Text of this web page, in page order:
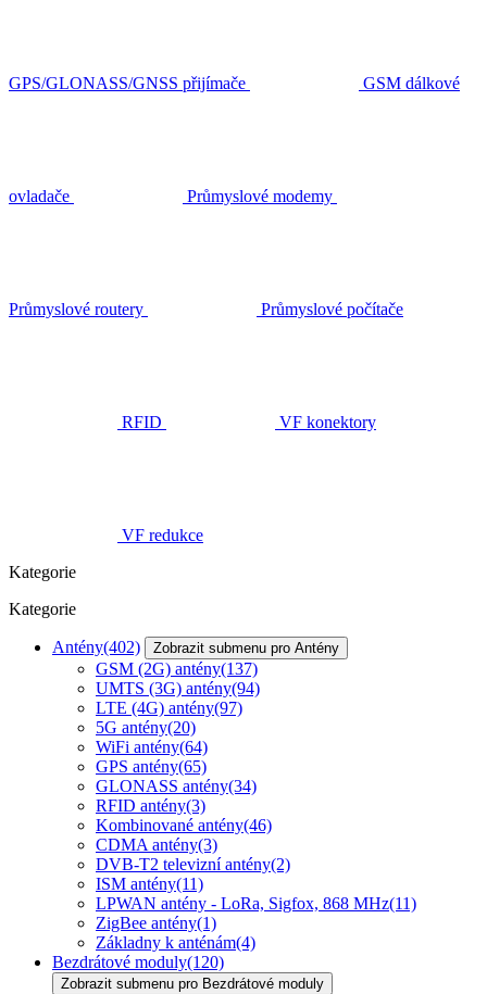
GPS/GLONASS/GNSS přijímače GSM dálkové
ovladače Průmyslové modemy
Průmyslové routery Průmyslové počítače
RFID VF konektory
VF redukce
Kategorie
Kategorie
Antény(402) Zobrazit submenu pro Antény
GSM (2G) antény(137)
UMTS (3G) antény(94)
LTE (4G) antény(97)
5G antény(20)
WiFi antény(64)
GPS antény(65)
GLONASS antény(34)
RFID antény(3)
Kombinované antény(46)
CDMA antény(3)
DVB-T2 televizní antény(2)
ISM antény(11)
LPWAN antény - LoRa, Sigfox, 868 MHz(11)
ZigBee antény(1)
Základny k anténám(4)
Bezdrátové moduly(120)
Zobrazit submenu pro Bezdrátové moduly